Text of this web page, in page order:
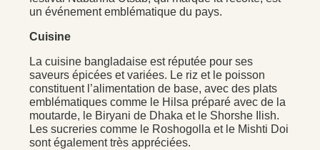
un événement emblématique du pays.
Cuisine
La cuisine bangladaise est réputée pour ses
saveurs épicées et variées. Le riz et le poisson
constituent l’alimentation de base, avec des plats
emblématiques comme le Hilsa préparé avec de la
moutarde, le Biryani de Dhaka et le Shorshe Ilish.
Les sucreries comme le Roshogolla et le Mishti Doi
sont également très appréciées.